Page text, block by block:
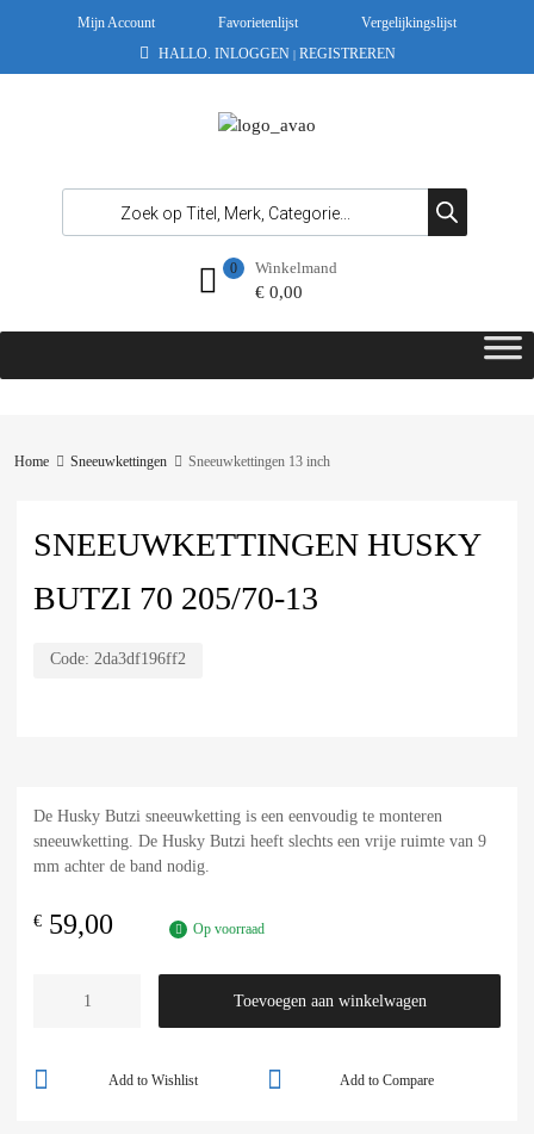
Mijn Account Favorietenlijst
Vergelijkingslijst
HALLO. INLOGGEN | REGISTREREN
Winkelmand
€0,00
0
Home Sneeuwkettingen Sneeuwkettingen 13 inch
SNEEUWKETTINGEN HUSKY
BUTZI 70 205/70-13
Code: 2da3df196ff2
De Husky Butzi sneeuwketting is een eenvoudig te monteren
sneeuwketting. De Husky Butzi heeft slechts een vrije ruimte van 9
mm achter de band nodig.
€ 59,00 Op voorraad
Toevoegen aan winkelwagen
Add to Compare
Add to Wishlist